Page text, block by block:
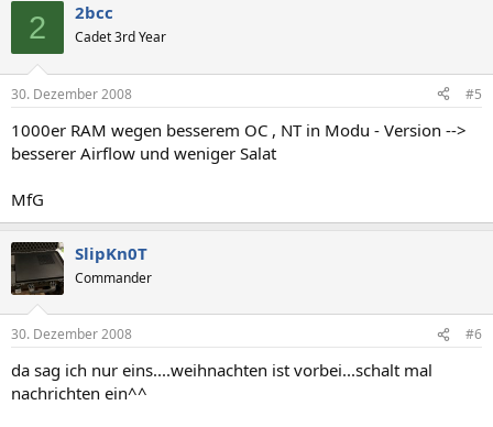
2 2bcc
Cadet 3rd Year
30. Dezember 2008 #5
1000er RAM wegen besserem OC , NT in Modu - Version -->
besserer Airflow und weniger Salat
MfG
SlipKn0T
Commander
30. Dezember 2008 #6
da sag ich nur eins....weihnachten ist vorbei...schalt mal
nachrichten ein^^